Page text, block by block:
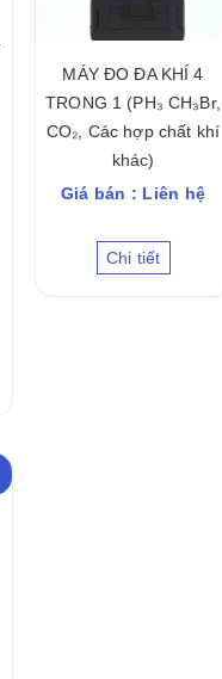
MÁY ĐO ĐA KHÍ 4
TRONG 1 (PH₃ CH₃Br,
CO₂, Các hợp chất khí
khác)
Giá bán : Liên hệ
Chi tiết